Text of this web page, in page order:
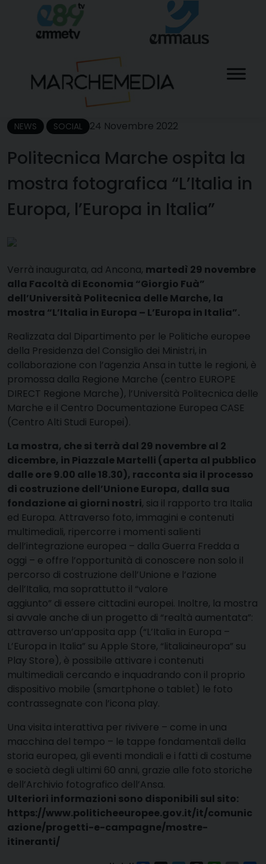
content
NEWS SOCIAL 24 Novembre 2022
Politecnica Marche ospita la
mostra fotografica “L’Italia in
Europa, l’Europa in Italia”
Verrà inaugurata, ad Ancona, martedì 29 novembre
alla Facoltà di Economia “Giorgio Fuà”
dell’Università Politecnica delle Marche, la
mostra “L’Italia in Europa – L’Europa in Italia”.
Realizzata dal Dipartimento per le Politiche europee
della Presidenza del Consiglio dei Ministri, in
collaborazione con l’agenzia Ansa in tutte le regioni, è
promossa dalla Regione Marche (centro EUROPE
DIRECT Regione Marche), l’Università Politecnica delle
Marche e il Centro Documentazione Europea CASE
(Centro Alti Studi Europei).
La mostra, che si terrà dal 29 novembre al 2
dicembre, in Piazzale Martelli (aperta al pubblico
dalle ore 9.00 alle 18.30), racconta sia il processo
di costruzione dell’Unione Europa, dalla sua
fondazione ai giorni nostri, sia il rapporto tra Italia
ed Europa. Attraverso foto, immagini e contenuti
multimediali, ripercorre i momenti salienti
dell’integrazione europea – dalla Guerra Fredda a
oggi – e offre l’opportunità di conoscere non solo il
percorso di costruzione dell’Unione e l’azione
dell’Italia, ma soprattutto il “valore
aggiunto” di essere cittadini europei. Inoltre, la mostra
si avvale anche di un progetto di “realtà aumentata”:
attraverso un’apposita app (“L’Italia in Europa –
L’Europa in Italia” su Apple Store, “litaliaineuropa” su
Play Store), è possibile attivare i contenuti
multimediali cercando e inquadrando con il proprio
dispositivo mobile (smartphone o tablet) le foto
contrassegnate con l’icona play.
Una visita interattiva per rivivere – come in una
macchina del tempo – le tappe fondamentali della
storia europea, gli eventi mondiali e i fatti di costume
e società degli ultimi 60 anni, grazie alle foto storiche
dell’Archivio fotografico dell’Ansa.
Ulteriori informazioni sono disponibili sul sito:
https://www.politicheeuropee.gov.it/it/comunic
azione/progetti-e-campagne/mostre-
itineranti/